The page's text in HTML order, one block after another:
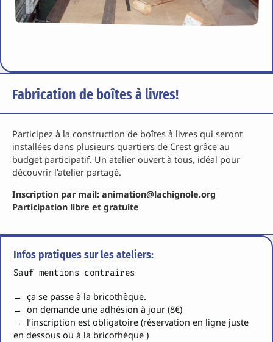
Fabrication de boîtes à livres!
Participez à la construction de boîtes à livres qui seront
installées dans plusieurs quartiers de Crest grâce au
budget participatif. Un atelier ouvert à tous, idéal pour
découvrir l’atelier partagé.
Inscription par mail: animation@lachignole.org
Participation libre et gratuite
Infos pratiques sur les ateliers:
Sauf mentions contraires
→ ça se passe à la bricothèque.
→ on demande une adhésion à jour (8€)
→ l’inscription est obligatoire (réservation en ligne juste
en dessous ou à la bricothèque )